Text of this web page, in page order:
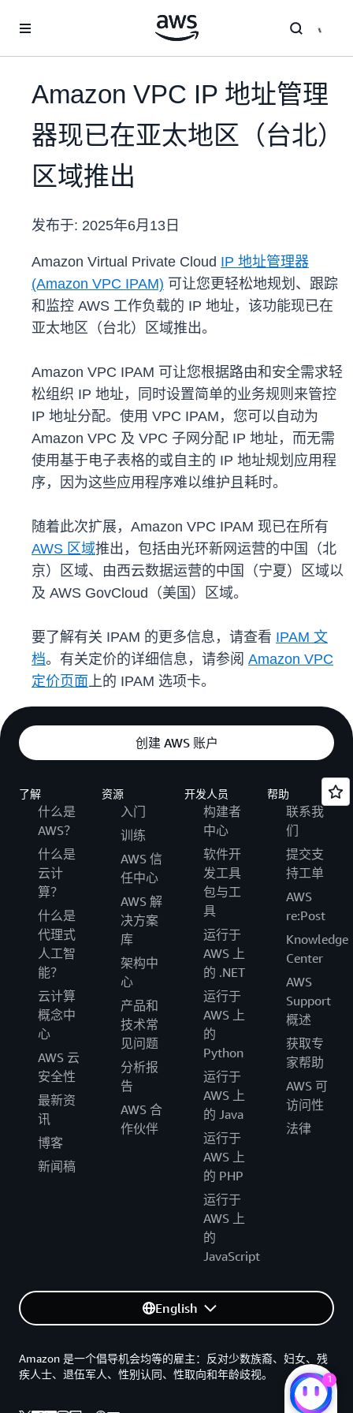
Amazon VPC IP 地址管理
器现已在亚太地区（台北）
区域推出
发布于: 2025年6月13日
Amazon Virtual Private Cloud IP 地址管理器
(Amazon VPC IPAM) 可让您更轻松地规划、跟踪
和监控 AWS 工作负载的 IP 地址，该功能现已在
亚太地区（台北）区域推出。
Amazon VPC IPAM 可让您根据路由和安全需求轻
松组织 IP 地址，同时设置简单的业务规则来管控
IP 地址分配。使用 VPC IPAM，您可以自动为
Amazon VPC 及 VPC 子网分配 IP 地址，而无需
使用基于电子表格的或自主的 IP 地址规划应用程
序，因为这些应用程序难以维护且耗时。
随着此次扩展，Amazon VPC IPAM 现已在所有
AWS 区域推出，包括由光环新网运营的中国（北
京）区域、由西云数据运营的中国（宁夏）区域以
及 AWS GovCloud（美国）区域。
要了解有关 IPAM 的更多信息，请查看 IPAM 文
档。有关定价的详细信息，请参阅 Amazon VPC
定价页面上的 IPAM 选项卡。
创建 AWS 账户
了解
什么是
AWS？
什么是
云计
算？
什么是
代理式
人工智
能？
云计算
概念中
心
AWS 云
安全性
最新资
讯
博客
新闻稿
资源
入门
训练
AWS 信
任中心
AWS 解
决方案
库
架构中
心
产品和
技术常
见问题
分析报
告
AWS 合
作伙伴
开发人员
构建者
中心
软件开
发工具
包与工
具
运行于
AWS 上
的 .NET
运行于
AWS 上
的
Python
运行于
AWS 上
的 Java
运行于
AWS 上
的 PHP
运行于
AWS 上
的
JavaScript
帮助
联系我
们
提交支
持工单
AWS
re:Post
Knowledge
Center
AWS
Support
概述
获取专
家帮助
AWS 可
访问性
法律
English
Amazon 是一个倡导机会均等的雇主：反对少数族裔、妇女、残
疾人士、退伍军人、性别认同、性取向和年龄歧视。
1